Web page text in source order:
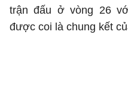
trận đấu ở vòng 26
được coi là chung kết